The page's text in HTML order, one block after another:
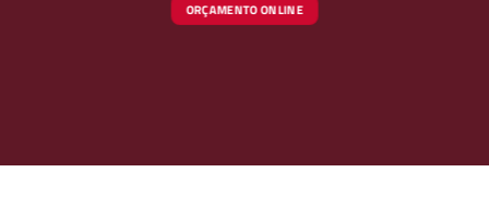
ORÇAMENTO ONLINE